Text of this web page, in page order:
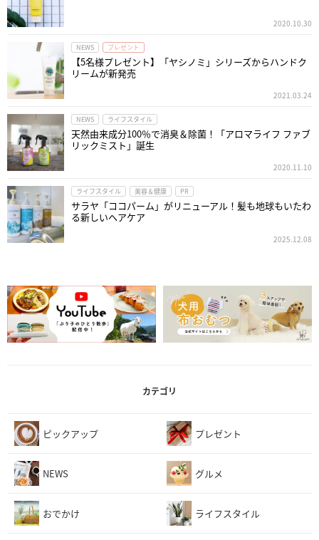
2020.10.30
NEWS プレゼント
【5名様プレゼント】「ヤシノミ」シリーズからハンドク
リームが新発売
2021.03.24
NEWS ライフスタイル
天然由来成分100％で消臭＆除菌！「アロマライフ ファブ
リックミスト」誕生
2020.11.10
ライフスタイル 美容＆健康 PR
サラヤ「ココパーム」がリニューアル！髪も地球もいたわ
る新しいヘアケア
2025.12.08
カテゴリ
ピックアップ プレゼント
NEWS グルメ
おでかけ ライフスタイル